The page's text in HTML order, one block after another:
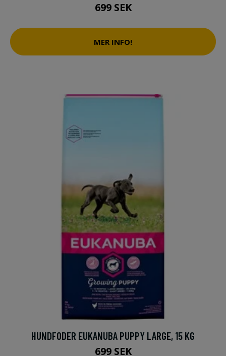
699 SEK
MER INFO!
HUNDFODER EUKANUBA PUPPY LARGE, 15 KG
699 SEK